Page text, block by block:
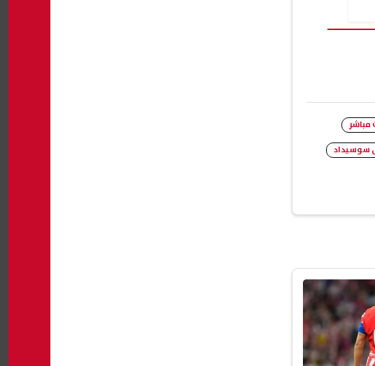
مباشر
سوسيداد